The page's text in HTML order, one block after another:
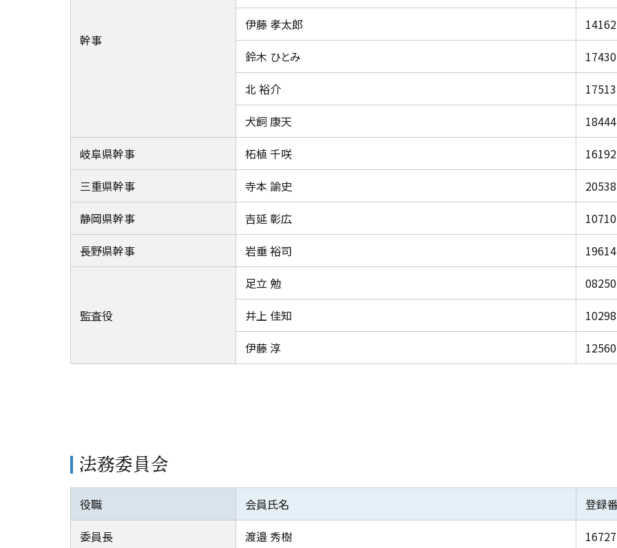
幹事
伊藤 孝太郎
14162
鈴木 ひとみ
17430
北 裕介
17513
犬飼 康天
18444
岐阜県幹事
柘植 千咲
16192
三重県幹事
寺本 諭史
20538
静岡県幹事
吉延 彰広
10710
長野県幹事
岩垂 裕司 19614
監査役
足立 勉
08250
井上 佳知
10298
伊藤 淳
12560
法務委員会
役職 会員氏名
登録
委員長
渡邉 秀樹
16727